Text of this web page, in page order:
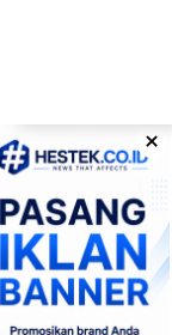
×